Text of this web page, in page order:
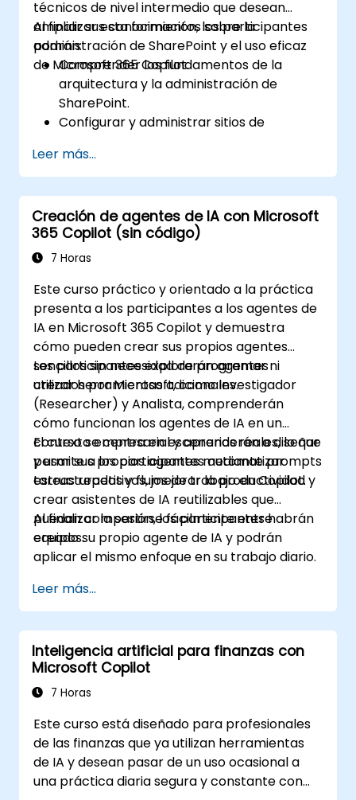
técnicos de nivel intermedio que desean
ampliar sus conocimientos sobre la
administración de SharePoint y el uso eficaz
de Microsoft 365 Copilot.
Al finalizar esta formación, los participantes
podrán:
Comprender los fundamentos de la
arquitectura y la administración de
SharePoint.
Configurar y administrar sitios de
Implementar medidas de seguridad y
cumplimiento dentro de SharePoint.
Integrar y gestionar las funciones de
Microsoft 365 Copilot para mejorar la
productividad organizativa.
Aplicar mejores prácticas para la
contenidos.
Leer más...
Creación de agentes de IA con Microsoft
365 Copilot (sin código)
7 Horas
Este curso práctico y orientado a la práctica
presenta a los participantes a los agentes de
IA en Microsoft 365 Copilot y demuestra
cómo pueden crear sus propios agentes
sencillos sin necesidad de programar ni
utilizar herramientas adicionales.
Los participantes explorarán agentes
creados por Microsoft, como Investigador
(Researcher) y Analista, comprenderán
cómo funcionan los agentes de IA en un
contexto empresarial y aprenderán a diseñar
y usar sus propios agentes mediante prompts
estructurados y flujos de trabajo en Copilot.
El curso se centra en escenarios reales, lo que
permite a los participantes automatizar
tareas repetitivas, mejorar la productividad y
crear asistentes de IA reutilizables que
puedan compartirse fácilmente entre
equipos.
Al finalizar la sesión, los participantes habrán
creado su propio agente de IA y podrán
aplicar el mismo enfoque en su trabajo diario.
Leer más...
Inteligencia artificial para finanzas con
Microsoft Copilot
7 Horas
Este curso está diseñado para profesionales
de las finanzas que ya utilizan herramientas
de IA y desean pasar de un uso ocasional a
una práctica diaria segura y constante con